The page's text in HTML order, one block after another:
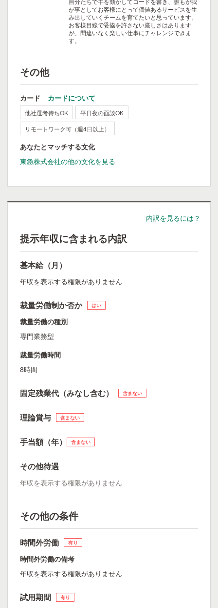
が事としてお客様にとって価値あるサービスを生
み出していくチームを育てたいと思っています。
お客様目線で妥協を許さない厳しさはあります
が、間違いなく楽しい仕事にチャレンジできま
す。
その他
カード カードについて
他社選考待ちOK
平日夜の面談OK
リモートワーク可（週4日以上）
あなたとマッチする文化
東急株式会社の他の文化を見る
内訳を見るには？
提示年収に含まれる内訳
基本給（月）
年収を表示する権限がありません
裁量労働制か否か はい
裁量労働の種別
専門業務型
裁量労働時間
8時間
固定残業代（みなし含む） 含まない
理論賞与 含まない
手当額（年） 含まない
その他待遇
年収を表示する権限がありません
その他の条件
時間外労働 有り
時間外労働の備考
年収を表示する権限がありません
試用期間 有り